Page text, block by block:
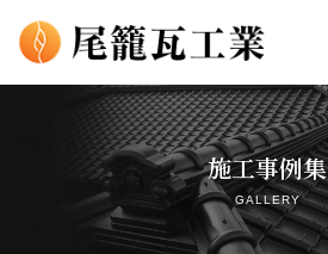
選ばれる理由
施工事例集
GALLERY